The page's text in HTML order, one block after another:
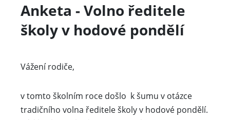
Anketa - Volno ředitele
školy v hodové pondělí
Vážení rodiče,
v tomto školním roce došlo k šumu v otázce
tradičního volna ředitele školy v hodové pondělí.